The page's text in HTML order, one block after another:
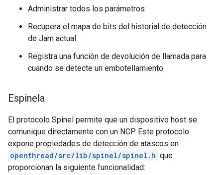
Administrar todos los parámetros
Recupera el mapa de bits del historial de detección
de Jam actual
Registra una función de devolución de llamada para
cuando se detecte un embotellamiento
Espinela
El protocolo Spinel permite que un dispositivo host se
comunique directamente con un NCP. Este protocolo
expone propiedades de detección de atascos en
openthread/src/lib/spinel/spinel.h que
proporcionan la siguiente funcionalidad: